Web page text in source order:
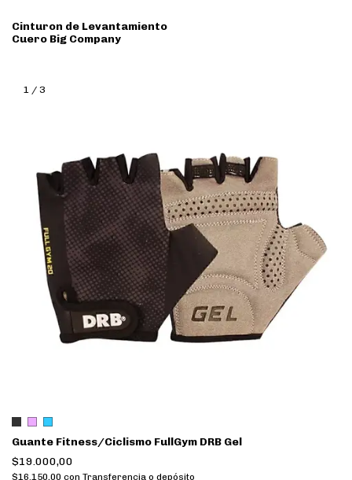
Cinturon de Levantamiento
Cuero Big Company
1 / 3
Guante Fitness/Ciclismo FullGym DRB Gel
$19.000,00
$16.150,00 con Transferencia o depósito